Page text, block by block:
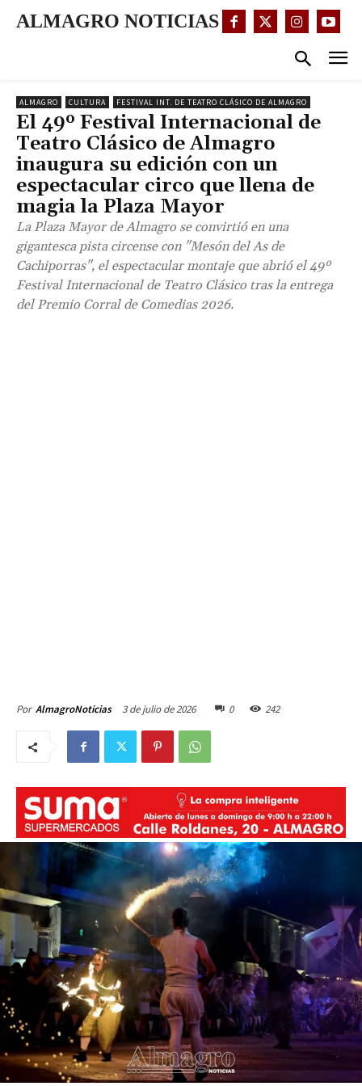
ALMAGRO NOTICIAS
ALMAGRO CULTURA FESTIVAL INT. DE TEATRO CLÁSICO DE ALMAGRO
El 49º Festival Internacional de
Teatro Clásico de Almagro
inaugura su edición con un
espectacular circo que llena de
magia la Plaza Mayor
La Plaza Mayor de Almagro se convirtió en una
gigantesca pista circense con "Mesón del As de
Cachiporras", el espectacular montaje que abrió el 49º
Festival Internacional de Teatro Clásico tras la entrega
del Premio Corral de Comedias 2026.
Por AlmagroNoticias 3 de julio de 2026 0 242